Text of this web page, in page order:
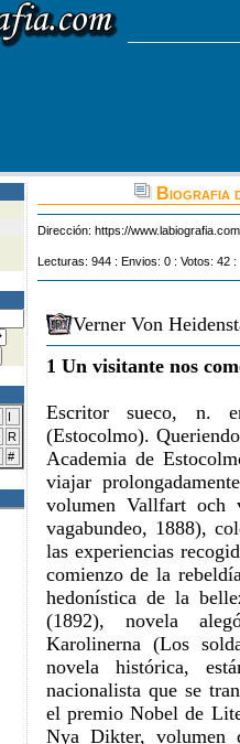
I
R
#
Biografia
Dirección: https://
Lecturas: 944 : Envios: 0 : Votos: 42
Verner Von
1 Un visitante nos
Escritor sueco, n.
(Estocolmo).
Academia de
viajar
volumen Vallfart och
vagabundeo, 1888),
las experiencias
comienzo de la
hedonística de la
(1892), novela
Karolinerna (Los
novela histórica,
nacionalista que se
el premio Nobel de
Nya Dikter, volumen